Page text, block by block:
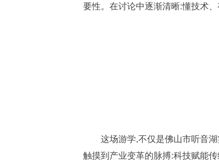
要性。在讨论中逐渐清晰:懂技术
这场游学,不仅是佛山市听音
触摸到产业变革的脉搏:科技赋能